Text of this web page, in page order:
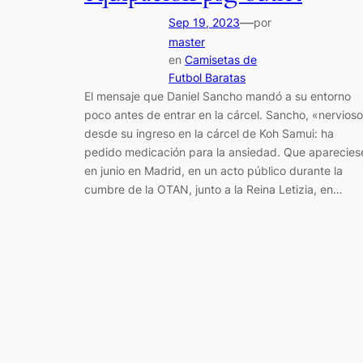
Sep 19, 2023—por
master
en Camisetas de
Futbol Baratas
El mensaje que Daniel Sancho mandó a su entorno
poco antes de entrar en la cárcel. Sancho,
desde su ingreso en la cárcel de Koh Samui: ha
pedido medicación para la ansiedad. Que
en junio en Madrid, en un acto público durante la
cumbre de la OTAN, junto a la Reina Letizia, en…